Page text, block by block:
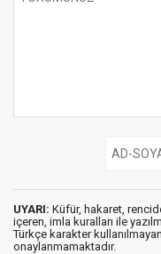
UYARI: Küfür, hakaret,
içeren, imla kuralları ile
Türkçe karakter
onaylanmamaktadır.